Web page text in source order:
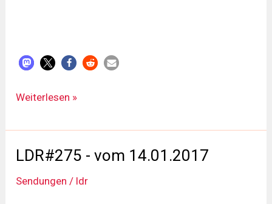
LDR#276
vom
27.01.2017
Weiterlesen »
LDR#275 - vom 14.01.2017
Sendungen / ldr